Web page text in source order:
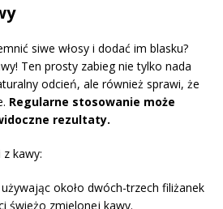
siwe włosy i dodać im blasku?
Ten prosty zabieg nie tylko nada
odcień, ale również sprawi, że
Regularne stosowanie może
rezultaty.
z kawy:
około dwóch-trzech filiżanek
świeżo zmielonej kawy.